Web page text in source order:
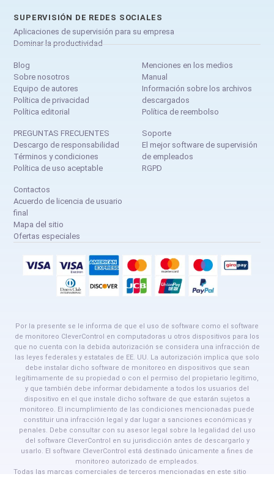
SUPERVISIÓN DE REDES SOCIALES
Aplicaciones de supervisión para su empresa
Dominar la productividad
Blog
Sobre nosotros
Equipo de autores
Política de privacidad
Política editorial
Menciones en los medios
Manual
Información sobre los archivos
descargados
Política de reembolso
PREGUNTAS FRECUENTES
Descargo de responsabilidad
Términos y condiciones
Política de uso aceptable
Soporte
El mejor software de supervisión
de empleados
RGPD
Contactos
Acuerdo de licencia de usuario
final
Mapa del sitio
Ofertas especiales
Por la presente se le informa de que el uso de software como el software
de monitoreo CleverControl en computadoras u otros dispositivos para los
que no cuenta con la debida autorización se considera una infracción de
las leyes federales y estatales de EE. UU. La autorización implica que solo
debe instalar dicho software de monitoreo en dispositivos que sean
legítimamente de su propiedad o con el permiso del propietario legítimo,
y que también debe informar debidamente a todos los usuarios del
dispositivo en el que instale dicho software de que estarán sujetos a
monitoreo. El incumplimiento de las condiciones mencionadas puede
constituir una infracción legal y dar lugar a sanciones económicas y
penales. Debe consultar con su asesor legal sobre la legalidad del uso
del software CleverControl en su jurisdicción antes de descargarlo y
usarlo. El software CleverControl está destinado únicamente a fines de
monitoreo autorizado de empleados.
Todas las marcas comerciales de terceros mencionadas en este sitio